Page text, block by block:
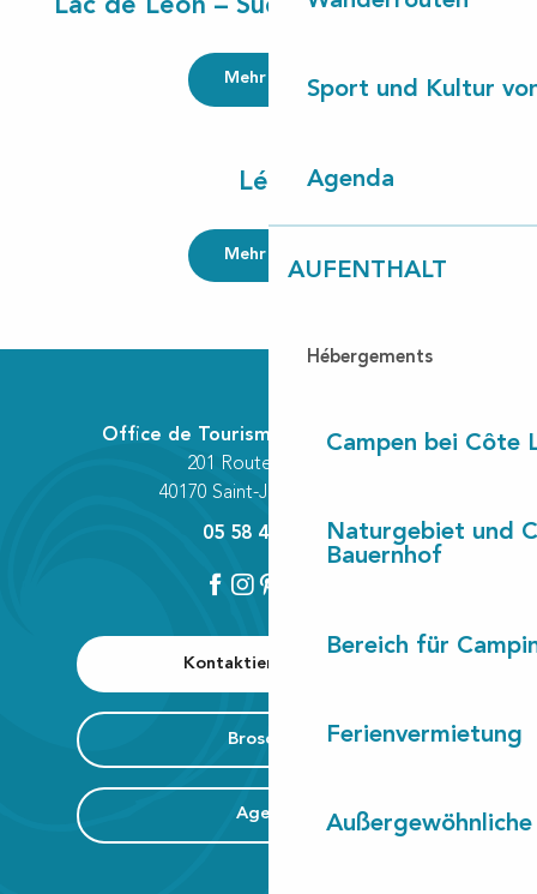
Sport und Kultur
Agenda
AUFENTHALT
Hébergements
Campen bei Côte
Naturgebiet und
Bauernhof
Bereich für
Ferienvermietung
Lac de Léon – Südstrand von Léon
Mehr lesen
Léon
Mehr lesen
Kontaktieren Sie uns
Broschüre
Agenda
Office de Tourisme Communautaire
201 Route des Lacs
40170 Saint-Julien-en-Born
05 58 42 89 80